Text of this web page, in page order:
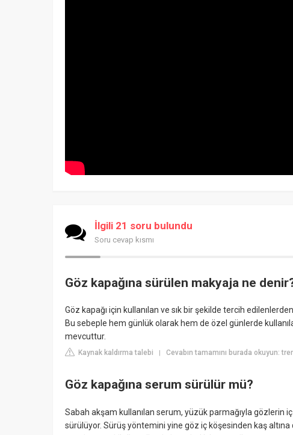
İlgili 21 soru bulundu
Soru cevap kısmı
Göz kapağına sürülen makyaja ne
Göz kapağı için kullanılan ve sık bir şekilde tercih
Bu sebeple hem günlük olarak hem de özel günlerde
mevcuttur.
Kaynak kaldırma talebi | Cevabın tamamını burada okuyun:
Göz kapağına serum sürülür mü?
Sabah akşam kullanılan serum, yüzük parmağıyla gözlerin
sürülüyor. Sürüş yöntemini yine göz iç köşesinden kaş